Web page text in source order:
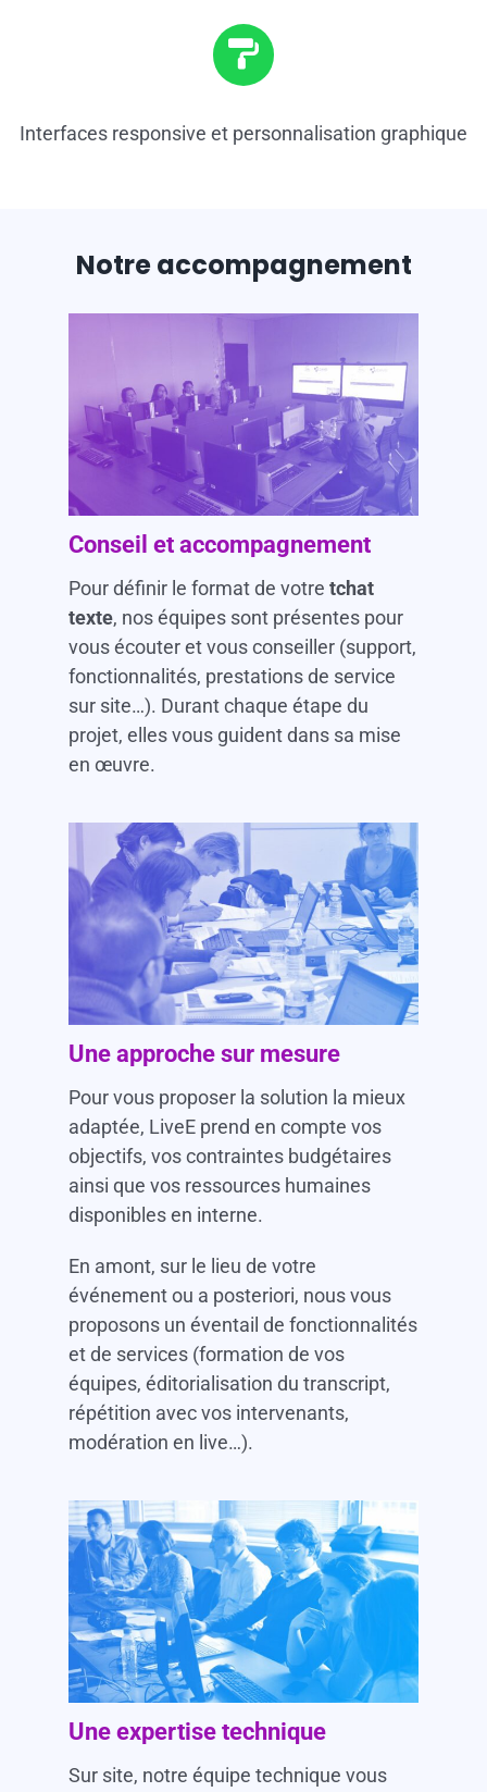
Interfaces responsive et personnalisation graphique
Notre accompagnement
Conseil et accompagnement
Pour définir le format de votre tchat
texte, nos équipes sont présentes pour
vous écouter et vous conseiller (support,
fonctionnalités, prestations de service
sur site…). Durant chaque étape du
projet, elles vous guident dans sa mise
en œuvre.
Une approche sur mesure
Pour vous proposer la solution la mieux
adaptée, LiveE prend en compte vos
objectifs, vos contraintes budgétaires
ainsi que vos ressources humaines
disponibles en interne.
En amont, sur le lieu de votre
événement ou a posteriori, nous vous
proposons un éventail de fonctionnalités
et de services (formation de vos
équipes, éditorialisation du transcript,
répétition avec vos intervenants,
modération en live…).
Une expertise technique
Sur site, notre équipe technique vous